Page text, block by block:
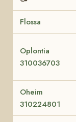
Flossa
Oplontia
310036703
Oheim
310224801